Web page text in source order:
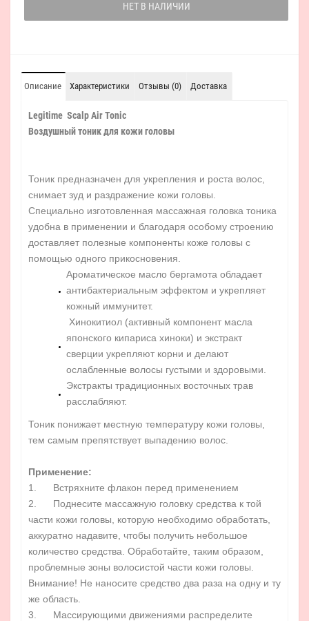
НЕТ В НАЛИЧИИ
Описание Характеристики Отзывы (0) Доставка
Legitime Scalp Air Tonic
Воздушный тоник для кожи головы
Тоник предназначен для укрепления и роста волос,
снимает зуд и раздражение кожи головы.
Специально изготовленная массажная головка тоника
удобна в применении и благодаря особому строению
доставляет полезные компоненты коже головы с
помощью одного прикосновения.
Ароматическое масло бергамота обладает
антибактериальным эффектом и укрепляет
кожный иммунитет.
Хинокитиол (активный компонент масла
японского кипариса хиноки) и экстракт
сверции укрепляют корни и делают
ослабленные волосы густыми и здоровыми.
Экстракты традиционных восточных трав
расслабляют.
Тоник понижает местную температуру кожи головы,
тем самым препятствует выпадению волос.
Применение:
1. Встряхните флакон перед применением
2. Поднесите массажную головку средства к той
части кожи головы, которую необходимо обработать,
аккуратно надавите, чтобы получить небольшое
количество средства. Обработайте, таким образом,
проблемные зоны волосистой части кожи головы.
Внимание! Не наносите средство два раза на одну и ту
же область.
3. Массирующими движениями распределите